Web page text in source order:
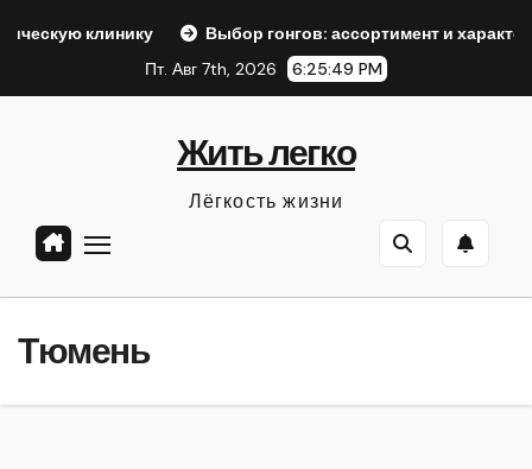
Выбор гонгов: ассортимент и характеристики
Пт. Авг 7th, 2026
6:25:50 PM
Жить легко
Лёгкость жизни
Тюмень